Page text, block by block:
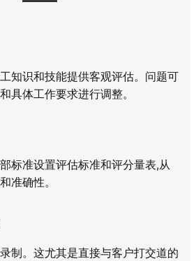
知识和技能提供客观评估。问题可
具体工作要求进行调整。
标准设置评估标准和评分量表,从
准确性。
制。这尤其是直接与客户打交道的